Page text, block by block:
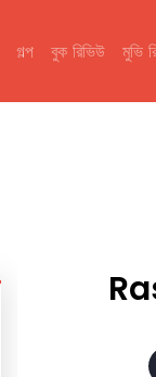
গল্প বুক রিভিউ মুভি